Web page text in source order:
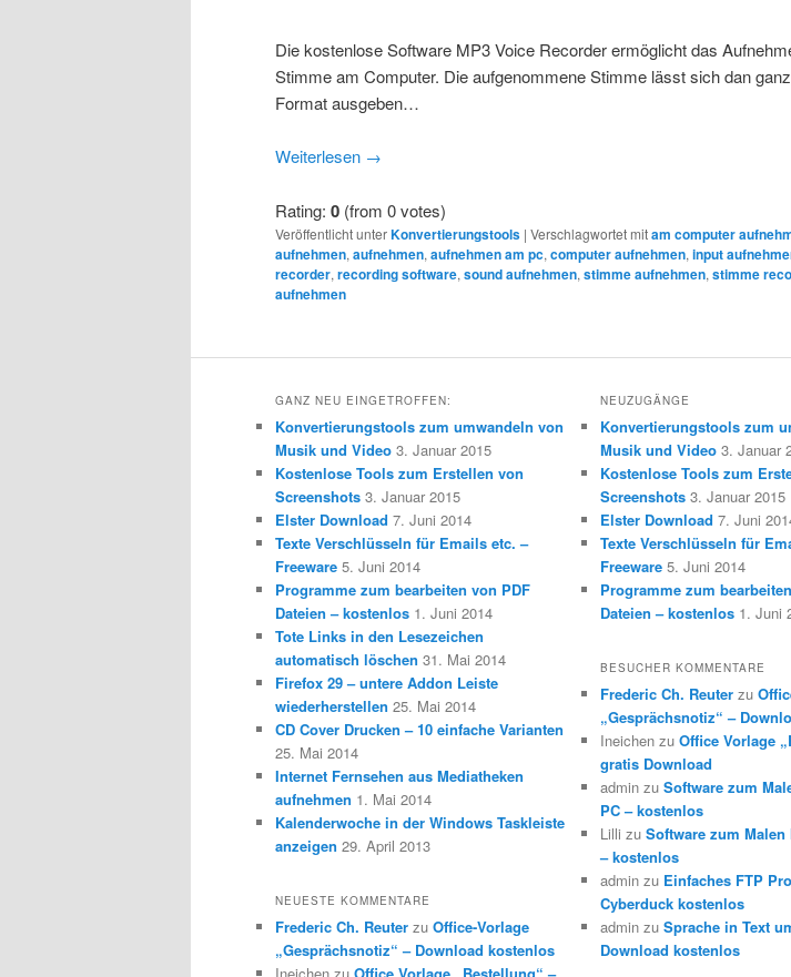
Die kostenlose Software MP3 Voice Recorder ermöglicht das
Stimme am Computer. Die aufgenommene Stimme lässt sich dan
Format ausgeben…
Weiterlesen →
Rating: 0 (from 0 votes)
Veröffentlicht unterKonvertierungstools | Verschlagwortet mitam computer
aufnehmen, aufnehmen, aufnehmen am pc, computer aufnehmen, input
recorder, recording software, sound aufnehmen, stimme aufnehmen, stimme
aufnehmen
GANZ NEU EINGETROFFEN:
Konvertierungstools zum umwandeln von
Musik und Video 3. Januar 2015
Kostenlose Tools zum Erstellen von
Screenshots 3. Januar 2015
Elster Download 7. Juni 2014
Texte Verschlüsseln für Emails etc. –
Freeware 5. Juni 2014
Programme zum bearbeiten von PDF
Dateien – kostenlos 1. Juni 2014
Tote Links in den Lesezeichen
automatisch löschen 31. Mai 2014
Firefox 29 – untere Addon Leiste
wiederherstellen 25. Mai 2014
CD Cover Drucken – 10 einfache Varianten
25. Mai 2014
Internet Fernsehen aus Mediatheken
aufnehmen 1. Mai 2014
Kalenderwoche in der Windows Taskleiste
anzeigen 29. April 2013
NEUESTE KOMMENTARE
Frederic Ch. Reuter zu Office-Vorlage
„Gesprächsnotiz“ – Download kostenlos
NEUZUGÄNGE
Konvertierungstools zum
Musik und Video 3. Januar
Kostenlose Tools zum
Screenshots 3. Januar 2015
Elster Download 7. Juni
Texte Verschlüsseln für
Freeware 5. Juni 2014
Programme zum
Dateien – kostenlos 1. Juni
BESUCHER KOMMENTARE
Frederic Ch. Reuterzu
„Gesprächsnotiz“ –
Ineichenzu Office Vorlage
gratis Download
adminzu Software zum
PC – kostenlos
Lilli zu Software zum Malen
– kostenlos
adminzu Einfaches FTP
Cyberduck kostenlos
adminzu Sprache in Text
Download kostenlos